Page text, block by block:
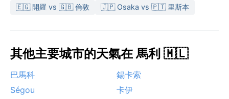
🇪🇬 開羅 vs 🇬🇧 倫敦
🇯🇵 Osaka vs 🇵🇹 里斯本
其他主要城市的天氣在 馬利 🇲🇱
巴馬科
錫卡索
Ségou
卡伊